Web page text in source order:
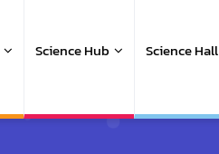
Science Hub Science Hall